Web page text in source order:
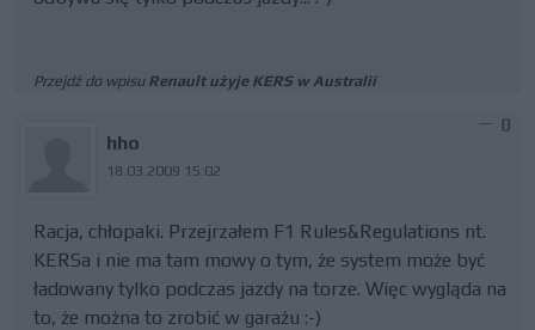
Przejdź do wpisu Renault użyje KERS w Australii
hho
18.03.2009 15:02
0
Racja, chłopaki. Przejrzałem F1 Rules&Regulations nt.
KERSa i nie ma tam mowy o tym, że system może być
ładowany tylko podczas jazdy na torze. Więc wygląda na
to, że można to zrobić w garażu :-)